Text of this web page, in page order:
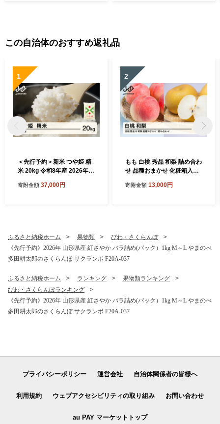
この自治体のおすすめ返礼品
1
＜先行予約＞新米 つや姫 精
米 20kg 令和8年産 2026年産
旬頃に順次発送 tf-tssxb20-1
寄附金額 37,000円
2
もも 白桃 秀品 和梨 詰め合わ
せ 品種おまかせ 化粧箱入り
2026年産 令和8年産 山形県
寄附金額 13,000円
ふるさと納税ホーム 果物類
びわ・さくらんぼ
《先行予約》2026年 山形県産 紅さやか バラ詰め(パック）1kg M～L やまのべ
多田耕太郎のさくらんぼ サクランボ F20A-037
ふるさと納税ホーム ランキング
果物類ランキング
びわ・さくらんぼランキング
《先行予約》2026年 山形県産 紅さやか バラ詰め(パック）1kg M～L やまのべ
多田耕太郎のさくらんぼ サクランボ F20A-037
プライバシーポリシー 運営会社 自治体関係者の皆様へ
利用規約 ウェブアクセシビリティの取り組み お問い合わせ
au PAY マーケットトップ